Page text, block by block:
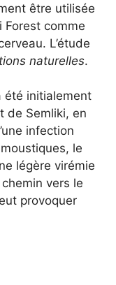
être utilisée
Forest comme
L’étude
naturelles.
été initialement
de Semliki, en
infection
le
légère virémie
vers le
provoquer